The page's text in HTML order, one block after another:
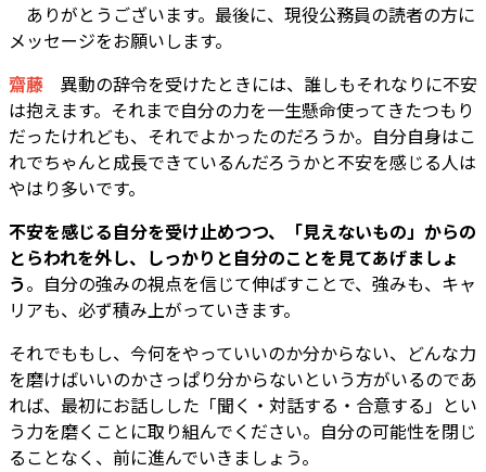
ありがとうございます。最後に、現役公務員の読者の方に
メッセージをお願いします。
齋藤 異動の辞令を受けたときには、誰しもそれなりに不安
は抱えます。それまで自分の力を一生懸命使ってきたつもり
だったけれども、それでよかったのだろうか。自分自身はこ
れでちゃんと成長できているんだろうかと不安を感じる人は
やはり多いです。
不安を感じる自分を受け止めつつ、「見えないもの」からの
とらわれを外し、しっかりと自分のことを見てあげましょ
う。自分の強みの視点を信じて伸ばすことで、強みも、キャ
リアも、必ず積み上がっていきます。
それでももし、今何をやっていいのか分からない、どんな力
を磨けばいいのかさっぱり分からないという方がいるのであ
れば、最初にお話しした「聞く・対話する・合意する」とい
う力を磨くことに取り組んでください。自分の可能性を閉じ
ることなく、前に進んでいきましょう。